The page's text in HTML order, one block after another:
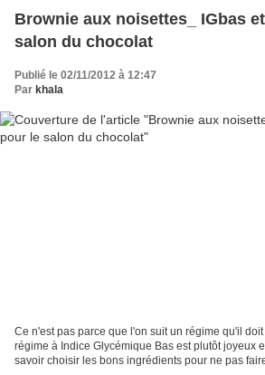
Brownie aux noisettes_ IGbas
salon du chocolat
Publié le 02/11/2012 à 12:47
Par khala
Ce n'est pas parce que l'on suit un régime qu'il
régime à Indice Glycémique Bas est plutôt joyeux
savoir choisir les bons ingrédients pour ne pas